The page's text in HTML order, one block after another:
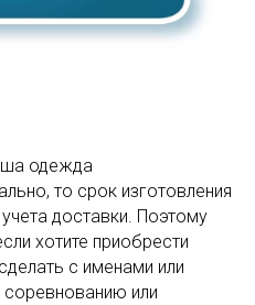
одежда
то срок изготовления
доставки. Поэтому
хотите приобрести
с именами или
или